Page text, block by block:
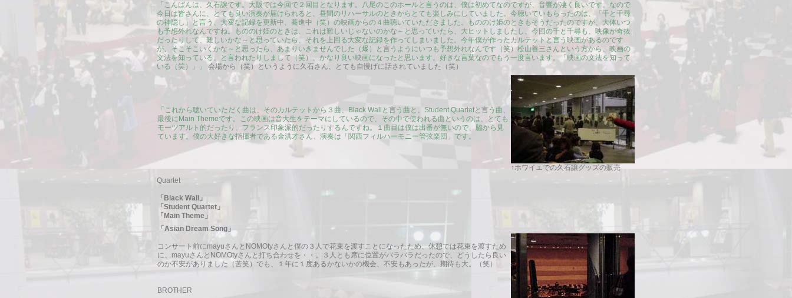
「こんばんは、久石譲です。大阪では今回で２回目となります。八尾のこのホールと言うのは、僕は初めてなのですが、音響が凄く良いです。なので
今日は皆さんに、とても良い演奏が届けられると、昼間のリハーサルのときからとても楽しみにしていました。今聴いていもらったのは、「千と千尋
の神隠し」と言う、大変な記録を更新中、驀進中（笑）の映画からの４曲聴いていただきました。もののけ姫のときもそうだったのですが、大体いつ
も予想外れなんですね。もののけ姫のときは、これは難しいじゃないのかな～と思っていたら、大ヒットしましたし、今回の千と千尋も、映像が奇抜
だったりして、難しいかな～と思っていたら、それを上回る大変な記録を作ってしまいました。今年僕が作ったカルテットと言う映画があるのです
が、そこそこいくかな～と思ったら、あまりいきませんでした（爆）と言うようにいつも予想外れなんです（笑）松山善三さんという方から、映画の
文法を知っている、と言われたりしまして（笑）、かなり良い映画になったと思います。好きな言葉なのでもう一度言います。「映画の文法を知って
いる（笑）」」
会場から（笑）というように久石さん、とても自慢げに話されていました（笑）
「これから聴いていただく曲は、そのカルテットから３曲、Black Wallと言う曲と、Student Quartetと言う曲、
最後にMain Themeです。この映画は音大生をテーマにしているので、その中で使われる曲というのは、とても
モーツアルト的だったり、フランス印象派的だったりするんですね。１曲目は僕は出番が無いので、脇から見
ています。僕の大好きな指揮者である金洪才さん、演奏は「関西フィルハーモニー管弦楽団」です。
↑ホワイエでの久石譲グッズの販売
Quartet
「Black Wall」
「Student Quartet」
「Main Theme」
「Asian Dream Song」
コンサート前にmayuさんとNOMOtyさんと僕の３人で花束を渡すことになったため、休憩では花束を渡すため
に、mayuさんとNOMOtyさんと打ち合わせを・・。３人とも席に位置がバラバラだったので、どうしたら良い
のか不安がありました（苦笑）でも、１年に１度あるかないかの機会、不安もあったが、期待も大。（笑）
BROTHER